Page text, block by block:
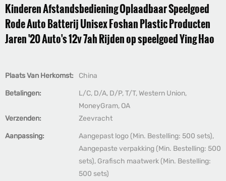
Kinderen Afstandsbediening Oplaadbaar Speelgoed
Rode Auto Batterij Unisex Foshan Plastic Producten
Jaren '20 Auto's 12v 7ah Rijden op speelgoed Ying Hao
Plaats Van Herkomst: China
Betalingen:
L/C, D/A, D/P, T/T, Western Union,
MoneyGram, OA
Verzenden:
Zeevracht
Aanpassing:
Aangepast logo (Min. Bestelling: 500 sets),
Aangepaste verpakking (Min. Bestelling: 500
sets), Grafisch maatwerk (Min. Bestelling:
500 sets)